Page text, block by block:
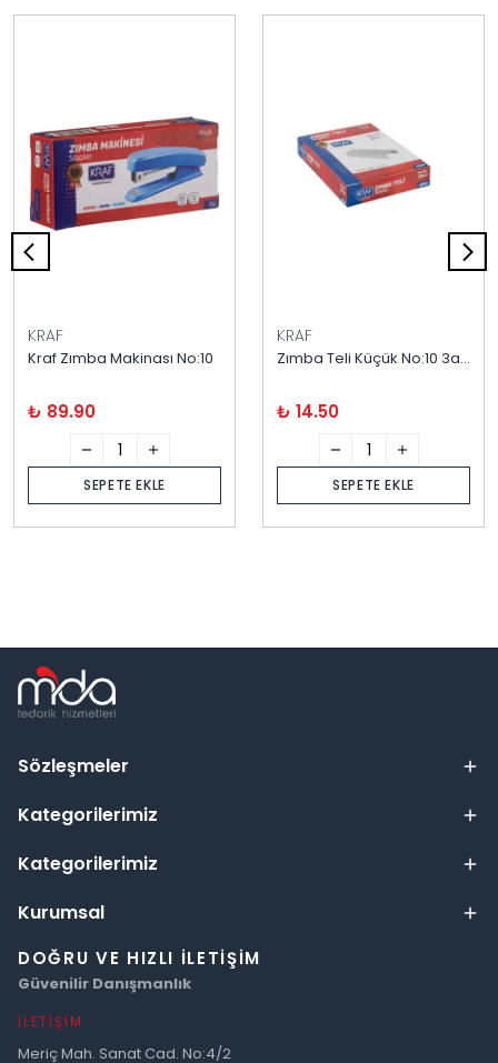
KRAF
Kraf Zımba Makinası No:10
₺ 89.90
SEPETE EKLE
KRAF
Zımba Teli Küçük No:10 3a Ark-kraf
₺ 14.50
SEPETE EKLE
Sözleşmeler
Kategorilerimiz
Kategorilerimiz
Kurumsal
DOĞRU VE HIZLI İLETIŞIM
Güvenilir Danışmanlık
İLETIŞIM
Meriç Mah. Sanat Cad. No:4/2